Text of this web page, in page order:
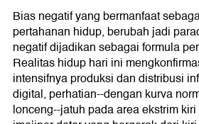
Bias negatif yang bermanfaat
pertahanan hidup, berubah jadi
negatif dijadikan sebagai formula
Realitas hidup hari ini
intensifnya produksi dan distribusi
digital, perhatian--dengan kurva
lonceng--jatuh pada area ekstrim